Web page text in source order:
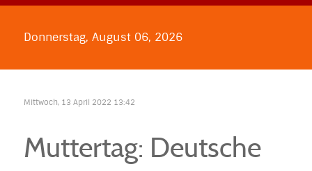
Donnerstag, August 06, 2026
Mittwoch, 13 April 2022 13:42
Muttertag: Deutsche